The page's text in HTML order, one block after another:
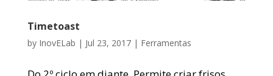
Timetoast
by InovELab | Jul 23, 2017| Ferramentas